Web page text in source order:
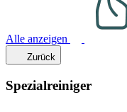
Alle anzeigen
Zurück
Spezialreiniger